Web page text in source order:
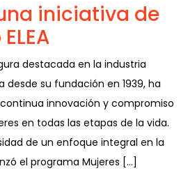
iniciativa de
destacada en la industria
su fundación en 1939, ha
innovación y compromiso
en todas las etapas de la vida.
de un enfoque integral en la
el programa Mujeres […]